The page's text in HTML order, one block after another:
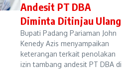
Andesit PT DBA
Diminta Ditinjau Ulang
Bupati Padang Pariaman John
Kenedy Azis menyampaikan
keterangan terkait penolakan
izin tambang andesit PT DBA di